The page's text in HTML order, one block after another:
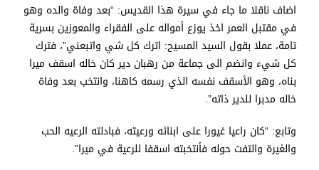
اضاف ناقلا ما جاء في سيرة هذا القديس: “بعد وفاة والده وهو
في مقتبل العمر اخذ يوزع أمواله على الفقراء والمعوزين بسرية
تامة، عملا بقول السيد المسيح: اترك كل شي واتبعني”، فترك
كل شيء وانضم الى جماعة من رهبان دير كان خاله اسقف ميرا
بناه، وهو الأسقف نفسه الذي رسمه كاهنا، وانتخب بعد وفاة
خاله مدبرا للدير ذاته”.
وتابع: “كان راعيا غيورا على ابنائه ورعيته، فبادلته الرعيه الحب
والغيرة والتفت حوله فأنتخبته اسقفا للرعية في ميرا”.